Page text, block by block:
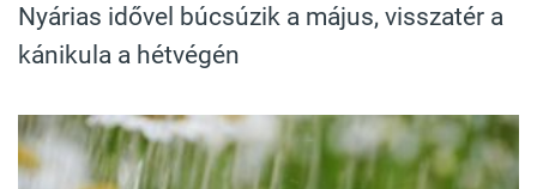
Nyárias idővel búcsúzik a május, visszatér a
kánikula a hétvégén